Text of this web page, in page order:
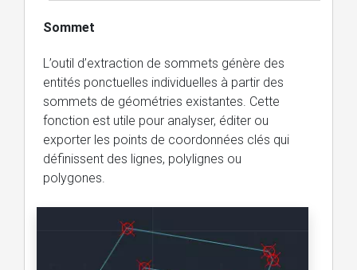
Sommet
L’outil d’extraction de sommets génère des
entités ponctuelles individuelles à partir des
sommets de géométries existantes. Cette
fonction est utile pour analyser, éditer ou
exporter les points de coordonnées clés qui
définissent des lignes, polylignes ou
polygones.